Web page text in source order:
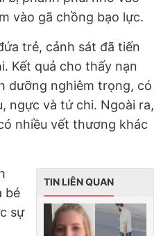
vào gã chồng bạo lực.
trẻ, cảnh sát đã tiến
Kết quả cho thấy nạn
dưỡng nghiêm trọng, có
ngực và tứ chi. Ngoài ra,
nhiều vết thương khác
TIN LIÊN QUAN
bé
sự